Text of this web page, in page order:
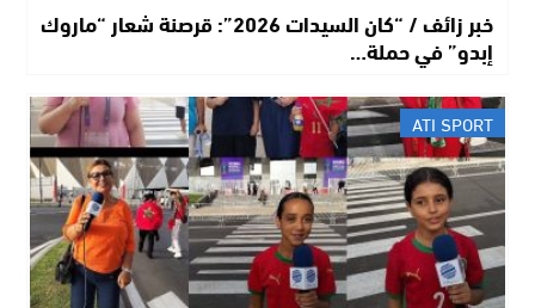
خبر زائف / “كان السيدات 2026”: قرصنة شعار “ماروك
إبدو” في حملة…
ATI SPORT